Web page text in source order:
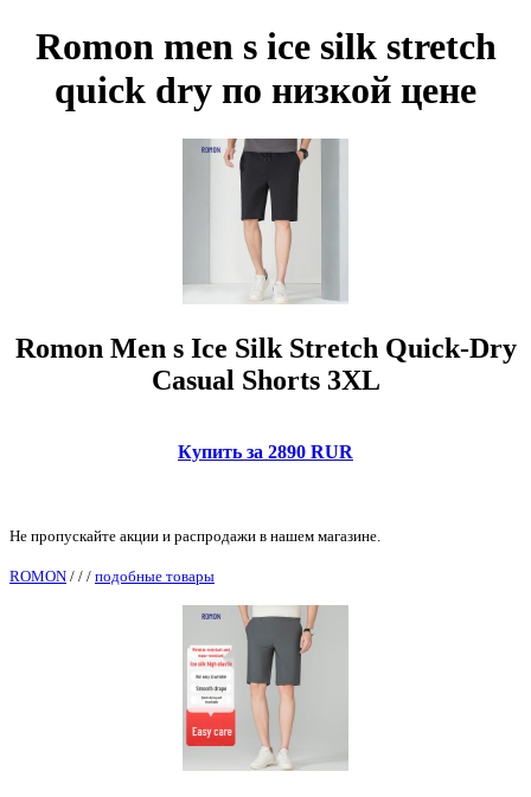
Romon men s ice silk stretch
quick dry по низкой цене
Romon Men s Ice Silk Stretch Quick-Dry
Casual Shorts 3XL
Купить за 2890 RUR
Не пропускайте акции и распродажи в нашем магазине.
ROMON / / / подобные товары